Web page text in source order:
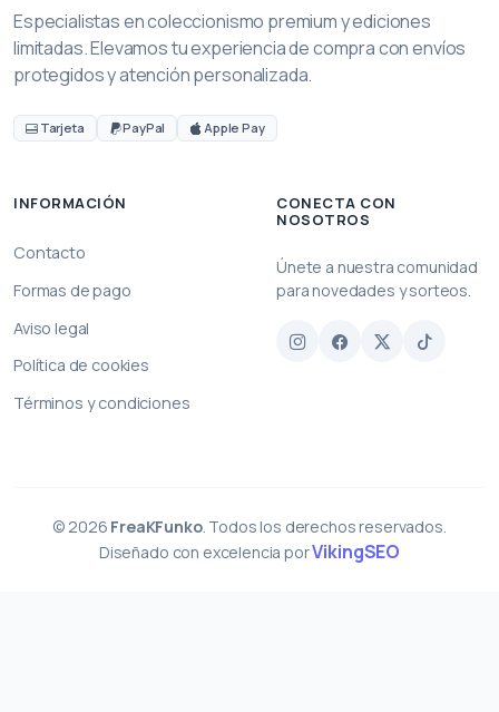
Especialistas en coleccionismo premium y ediciones
limitadas. Elevamos tu experiencia de compra con envíos
protegidos y atención personalizada.
Tarjeta PayPal Apple Pay
INFORMACIÓN
Contacto
Formas de pago
Aviso legal
Política de cookies
Términos y condiciones
CONECTA CON
NOSOTROS
Únete a nuestra comunidad
para novedades y sorteos.
© 2026 FreaKFunko. Todos los derechos reservados.
Diseñado con excelencia porVikingSEO